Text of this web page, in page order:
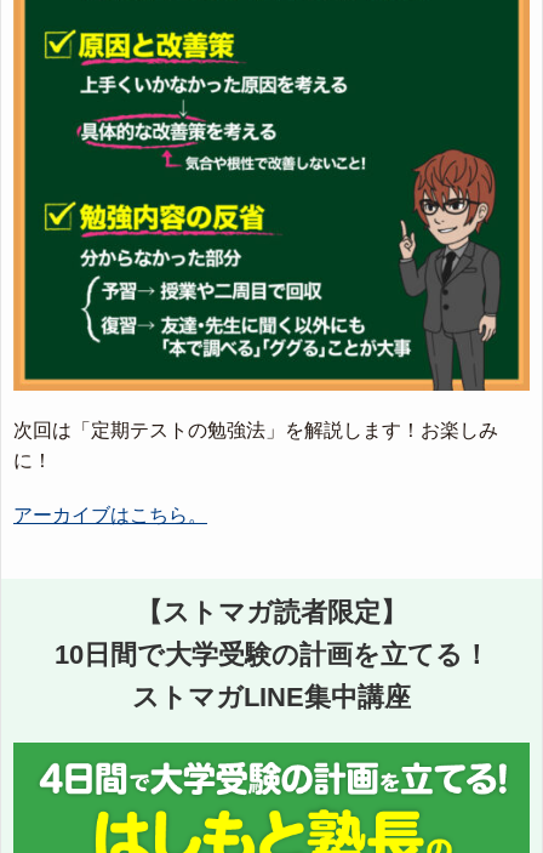
次回は「定期テストの勉強法」を解説します！お楽しみ
に！
アーカイブはこちら。
【ストマガ読者限定】
10日間で大学受験の計画を立てる！
ストマガLINE集中講座